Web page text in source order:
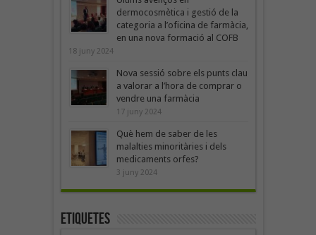
dermocosmètica i gestió de la
categoria a l’oficina de farmàcia,
en una nova formació al COFB
18 juny 2024
Nova sessió sobre els punts clau
a valorar a l’hora de comprar o
vendre una farmàcia
17 juny 2024
Què hem de saber de les
malalties minoritàries i dels
medicaments orfes?
3 juny 2024
Etiquetes